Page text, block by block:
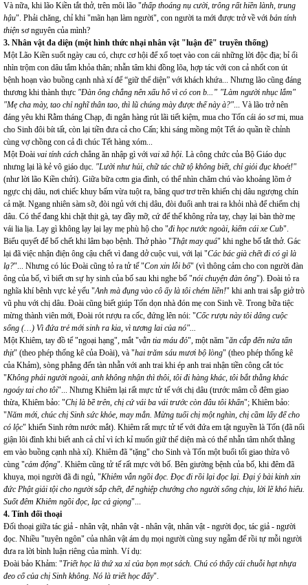
Và nữa, khi lão Kiền tắt thở, trên môi lão "thấp thoáng nụ cười, trông rất hiền lành, trung
hậu". Phải chăng, chỉ khi "mãn hạn làm người", con người ta mới được trở về với bản tính
thiện sơ nguyên của mình?
3. Nhân vật đa diện (một hình thức nhại nhân vật "luận đề" truyền thống)
Một Lão Kiền suốt ngày cau có, chực cơ hội để xổ toẹt vào con cái những lời độc địa; bỉ ổi
nhìn trộm con dâu tắm khỏa thân; nhẫn tâm khi đồng lõa, hợp tác với con cả nhốt con út
bệnh hoạn vào buồng cạnh nhà xí để “giữ thể diện” với khách khứa... Nhưng lão cũng đáng
thương khi thành thực "Đàn ông chẳng nên xấu hổ vì có con b...” "Làm người nhục lắm"
"Mẹ cha mày, tao chỉ nghĩ thân tao, thì lũ chúng mày được thế này à?"... Và lão trở nên
đáng yêu khi Rằm tháng Chạp, đi ngân hàng rút lãi tiết kiệm, mua cho Tốn cái áo sơ mi, mua
cho Sinh đôi bít tất, còn lại tiền đưa cả cho Cấn; khi sáng mồng một Tết áo quần tề chỉnh
cùng vợ chồng con cả đi chúc Tết hàng xóm...
Một Đoài vai tính cách chẳng ăn nhập gì với vai xã hội. Là công chức của Bộ Giáo dục
nhưng lại là kẻ vô giáo dục. "Lười như hủi, chữ tác chữ tộ không biết, chỉ giỏi đục khoét!"
(như lời lão Kiền chửi). Giữa bữa cơm gia đình, có thể nhìn chăm chú vào khoảng lõm ở
ngực chị dâu, nơi chiếc khuy bấm vừa tuột ra, bâng quơ trơ trẽn khiến chị dâu ngượng chín
cả mặt. Ngang nhiên sàm sỡ, đòi ngủ với chị dâu, đòi đuổi anh trai ra khỏi nhà để chiếm chị
dâu. Có thể đang khi chặt thịt gà, tay đầy mỡ, cứ để thế không rửa tay, chạy lại bàn thờ mẹ
vái lia lịa. Lạy gì không lạy lại lạy mẹ phù hộ cho "đi học nước ngoài, kiếm cái xe Cub".
Biểu quyết để bố chết khi lâm bạo bệnh. Thở phào "Thật may quá" khi nghe bố tắt thở. Gác
lại đã việc nhận điện ông cậu chết vì đang dở cuộc vui, với lại "Các bác già chết đi có gì là
lạ?"... Nhưng có lúc Đoài cũng tỏ ra tử tế "Con xin lỗi bố" (vì thông cảm cho con người đàn
ông của bố, vì biết ơn sự hy sinh của bố sau khi nghe bố "nói chuyện đàn ông"). Đoài tỏ ra
nghĩa khí bênh vực kẻ yếu "Anh mà đụng vào cô ấy là tôi chém liền!" khi anh trai sắp giở trò
vũ phu với chị dâu. Đoài cũng biết giúp Tốn dọn nhà đón mẹ con Sinh về. Trong bữa tiệc
mừng thành viên mới, Đoài rót rượu ra cốc, đứng lên nói: "Cốc rượu này tôi dâng cuộc
sống (…) Vì đứa trẻ mới sinh ra kia, vì tương lai của nó"...
Một Khiêm, tay đồ tể "ngoại hạng", mắt "vằn tia máu đỏ", một năm "ăn cắp đến nửa tấn
thịt" (theo phép thống kê của Đoài), và "hai trăm sáu mươi bộ lòng" (theo phép thống kê
của Khảm), sòng phẳng đến tàn nhẫn với anh trai khi ép anh trai nhận tiền công cắt tóc
"Không phải người ngoài, anh không nhận thì thôi, tôi đi hàng khác, tôi bắt thằng khác
ngoáy tai cho tôi"... Nhưng Khiêm lại rất mực tử tế với chị dâu (trước mâm cỗ đêm giao
thừa, Khiêm bảo: "Chị là bề trên, chị cứ vái ba vái trước còn đâu tôi khấn"; Khiêm bảo:
"Năm mới, chúc chị Sinh sức khỏe, may mắn. Mừng tuổi chị một nghìn, chị cầm lấy để cho
có lộc" khiến Sinh rớm nước mắt). Khiêm rất mực tử tế với đứa em tật nguyền là Tốn (đã nổi
giận lôi đình khi biết anh cả chỉ vì ích kỉ muốn giữ thể diện mà có thể nhẫn tâm nhốt thằng
em vào buồng cạnh nhà xí). Khiêm đã "tặng" cho Sinh và Tốn một buổi tối giao thừa vô
cùng "cảm động". Khiêm cũng tử tế rất mực với bố. Bên giường bệnh của bố, khi đêm đã
khuya, mọi người đã đi ngủ, "Khiêm vẫn ngồi đọc. Đọc đi rồi lại đọc lại. Đại ý bài kinh xin
đức Phật giải tội cho người sắp chết, để nghiệp chướng cho người sống chịu, lời lẽ khó hiểu.
Suốt đêm Khiêm ngồi đọc, lạc cả giọng"...
4. Tính đối thoại
Đối thoại giữa tác giả - nhân vật, nhân vật - nhân vật, nhân vật - người đọc, tác giả - người
đọc. Nhiều "tuyên ngôn" của nhân vật ám dụ mọi người cùng suy ngẫm để rồi tự mỗi người
đưa ra lời bình luận riêng của mình. Ví dụ:
Đoài bảo Khảm: "Triết học là thứ xa xỉ của bọn mọt sách. Chú có thấy cái chuỗi hạt nhựa
đeo cổ của chị Sinh không. Nó là triết học đấy".